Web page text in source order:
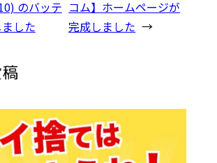
のバッテ
した
コム】ホームページが
完成しました →